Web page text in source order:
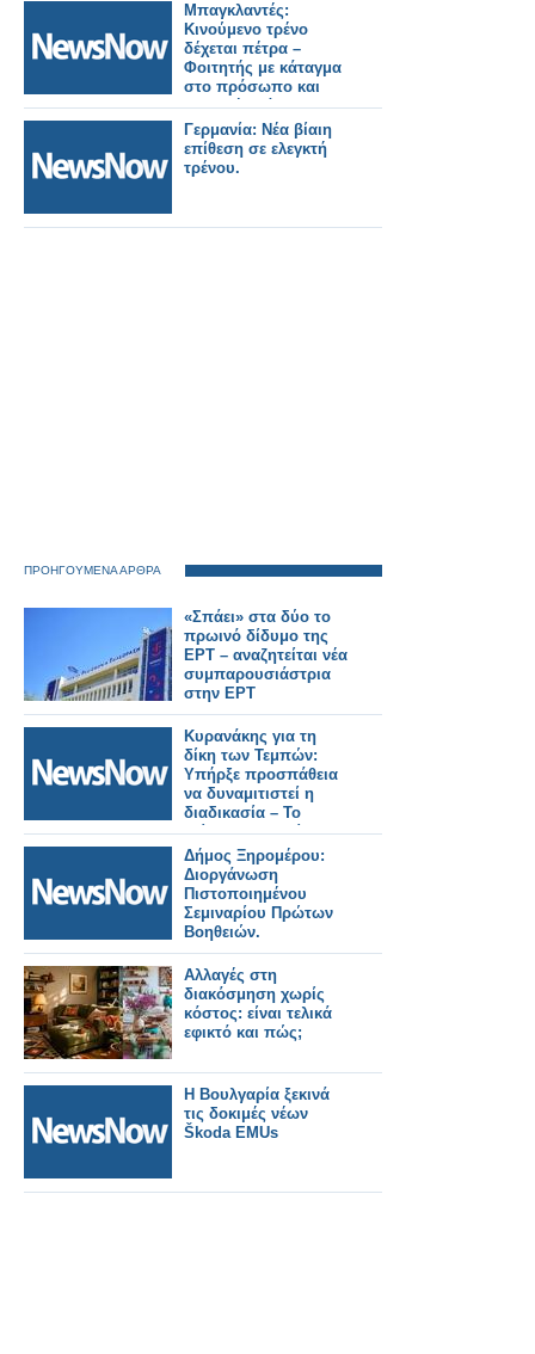
Μπαγκλαντές:
Κινούμενο τρένο
δέχεται πέτρα –
Φοιτητής με κάταγμα
στο πρόσωπο και
σοβαρή βλάβη στην
όραση.
Γερμανία: Νέα βίαιη
επίθεση σε ελεγκτή
τρένου.
ΠΡΟΗΓΟΥΜΕΝΑ ΑΡΘΡΑ
«Σπάει» στα δύο το
πρωινό δίδυμο της
ΕΡΤ – αναζητείται νέα
συμπαρουσιάστρια
στην ΕΡΤ
Κυρανάκης για τη
δίκη των Τεμπών:
Υπήρξε προσπάθεια
να δυναμιτιστεί η
διαδικασία – Το
τρίπτυχο μας είναι
νέα τρένα, νέα
υποδομή, νέοι
σταθμοί
Δήμος Ξηρομέρου:
Διοργάνωση
Πιστοποιημένου
Σεμιναρίου Πρώτων
Βοηθειών.
Αλλαγές στη
διακόσμηση χωρίς
κόστος: είναι τελικά
εφικτό και πώς;
Η Βουλγαρία ξεκινά
τις δοκιμές νέων
Škoda EMUs